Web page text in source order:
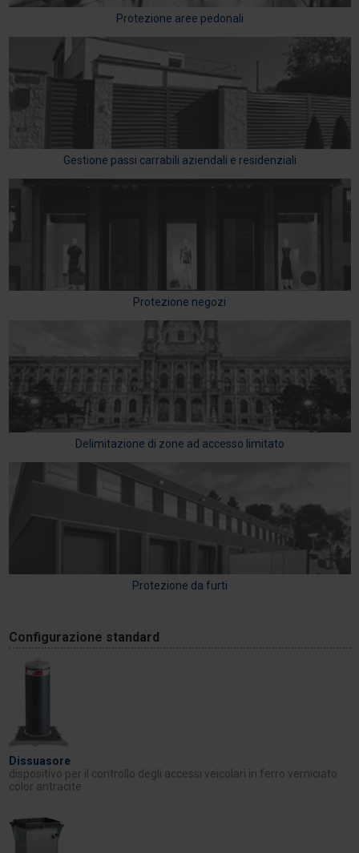
Protezione aree pedonali
Gestione passi carrabili aziendali e residenziali
Protezione negozi
Delimitazione di zone ad accesso limitato
Protezione da furti
Configurazione standard
Dissuasore
dispositivo per il controllo degli accessi veicolari in ferro verniciato
color antracite